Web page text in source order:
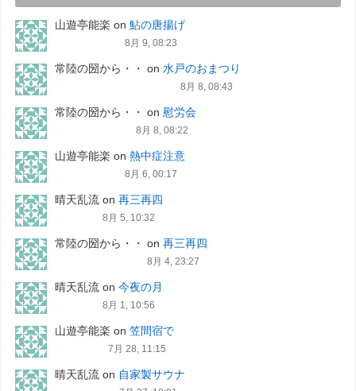
山遊亭能楽 on 鮎の唐揚げ
8月 9, 08:23
常陸の圀から・・ on 水戸のおまつり
8月 8, 08:43
常陸の圀から・・ on 慰労会
8月 8, 08:22
山遊亭能楽 on 熱中症注意
8月 6, 00:17
晴天乱流on 再三再四
8月 5, 10:32
常陸の圀から・・ on 再三再四
8月 4, 23:27
晴天乱流on 今夜の月
8月 1, 10:56
山遊亭能楽 on 笠間宿で
7月 28, 11:15
晴天乱流on 自家製サウナ